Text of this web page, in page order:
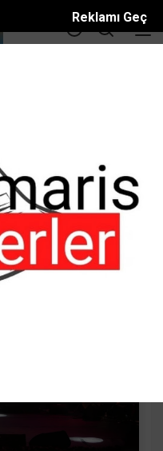
Reklamı Geç
DEVLEŞTİ:
Salı 23:11